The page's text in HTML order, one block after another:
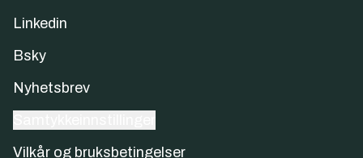
Linkedin
Bsky
Nyhetsbrev
Vilkår og bruksbetingelser